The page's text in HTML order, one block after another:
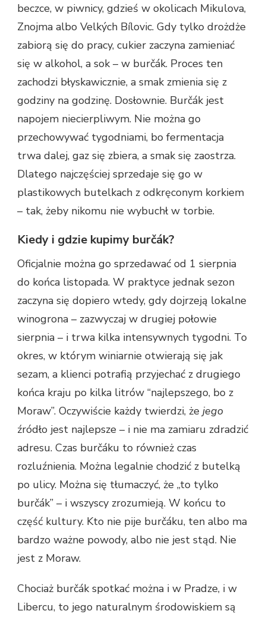
beczce, w piwnicy, gdzieś w okolicach Mikulova,
Znojma albo Velkých Bílovic. Gdy tylko drożdże
zabiorą się do pracy, cukier zaczyna zamieniać
się w alkohol, a sok – w burčák. Proces ten
zachodzi błyskawicznie, a smak zmienia się z
godziny na godzinę. Dosłownie. Burčák jest
napojem niecierpliwym. Nie można go
przechowywać tygodniami, bo fermentacja
trwa dalej, gaz się zbiera, a smak się zaostrza.
Dlatego najczęściej sprzedaje się go w
plastikowych butelkach z odkręconym korkiem
– tak, żeby nikomu nie wybuchł w torbie.
Kiedy i gdzie kupimy burčák?
Oficjalnie można go sprzedawać od 1 sierpnia
do końca listopada. W praktyce jednak sezon
zaczyna się dopiero wtedy, gdy dojrzeją lokalne
winogrona – zazwyczaj w drugiej połowie
sierpnia – i trwa kilka intensywnych tygodni. To
okres, w którym winiarnie otwierają się jak
sezam, a klienci potrafią przyjechać z drugiego
końca kraju po kilka litrów “najlepszego, bo z
Moraw”. Oczywiście każdy twierdzi, że jego
źródło jest najlepsze – i nie ma zamiaru zdradzić
adresu. Czas burčáku to również czas
rozluźnienia. Można legalnie chodzić z butelką
po ulicy. Można się tłumaczyć, że „to tylko
burčák” – i wszyscy zrozumieją. W końcu to
część kultury. Kto nie pije burčáku, ten albo ma
bardzo ważne powody, albo nie jest stąd. Nie
jest z Moraw.
Chociaż burčák spotkać można i w Pradze, i w
Libercu, to jego naturalnym środowiskiem są